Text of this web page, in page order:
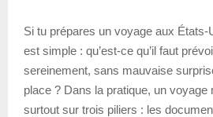
Si tu prépares un voyage aux États-
est simple : qu’est-ce qu’il faut
sereinement, sans mauvaise
place ? Dans la pratique, un
surtout sur trois piliers : les